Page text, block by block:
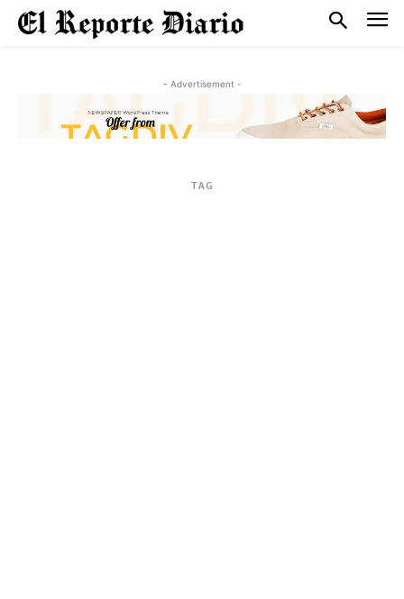
- Advertisement -
TAG